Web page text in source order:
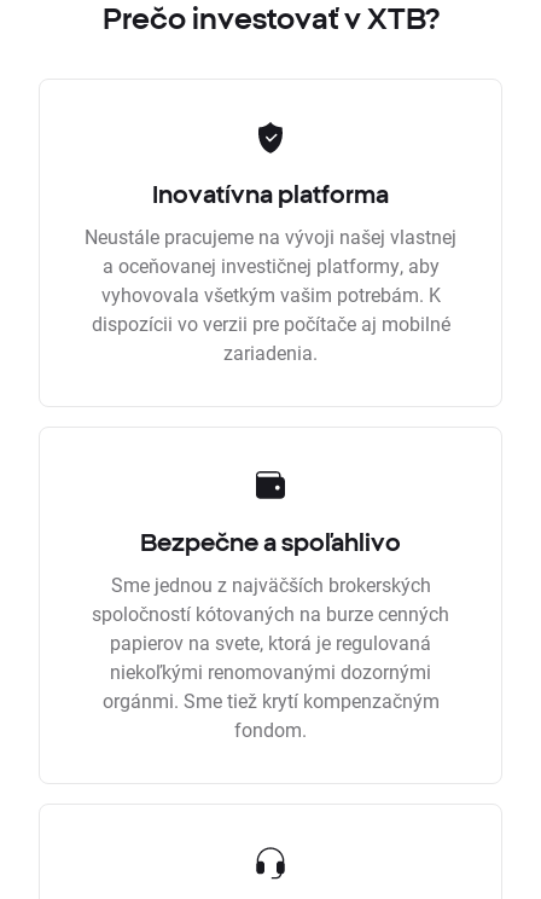
Prečo investovať v XTB?
Inovatívna platforma
Neustále pracujeme na vývoji našej vlastnej
a oceňovanej investičnej platformy, aby
vyhovovala všetkým vašim potrebám. K
dispozícii vo verzii pre počítače aj mobilné
zariadenia.
Bezpečne a spoľahlivo
Sme jednou z najväčších brokerských
spoločností kótovaných na burze cenných
papierov na svete, ktorá je regulovaná
niekoľkými renomovanými dozornými
orgánmi. Sme tiež krytí kompenzačným
fondom.